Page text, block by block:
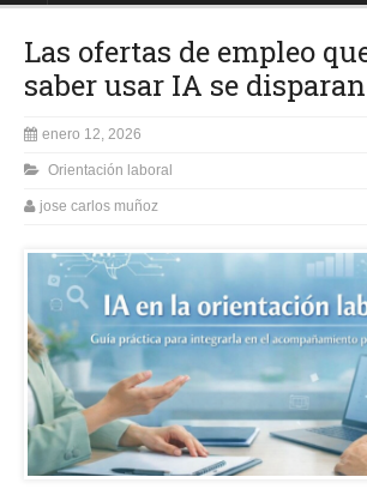
Las ofertas de empleo
saber usar IA se
enero 12, 2026
Orientación laboral
jose carlos muñoz